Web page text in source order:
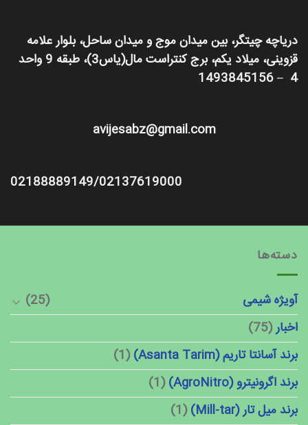
دریاچه چیتگر، بین میدان موج و میدان ساحل، بلوار علامه
قزوینی، میلاد یکم، برج کنتراست مال(یاس3)، طبقه 9 واحد
4 – 1493845156
avijesabz@gmail.com
02188889149/02137619000
دسته‌ها
آویژه شیمی
(25)
اخبار(75)
برند آسانتا تاریم (Asanta Tarim)
(1)
برند اگرونیترو (AgroNitro)
(1)
برند میل تار (Mill-tar)
(1)